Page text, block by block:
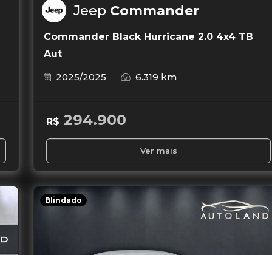
Jeep Commander
Commander Black Hurricane 2.0 4x4 TB
Aut
2025/2025
6.319 km
R$ 294.900
Ver mais
Blindado